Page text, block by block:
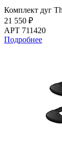
Комплект дуг
21 550 ₽
АРТ 711420
Подробнее